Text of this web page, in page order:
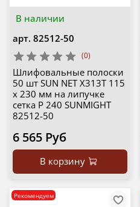
В наличии
арт. 82512-50
(0)
Шлифовальные полоски
50 шт SUN NET X313T 115
х 230 мм на липучке
сетка P 240 SUNMIGHT
82512-50
6 565 Руб
В корзину
Рекомендуем